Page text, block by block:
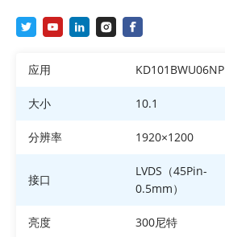
应用 KD101BWU06NP
大小 10.1
分辨率 1920×1200
接口
LVDS（45Pin-
0.5mm）
亮度 300尼特